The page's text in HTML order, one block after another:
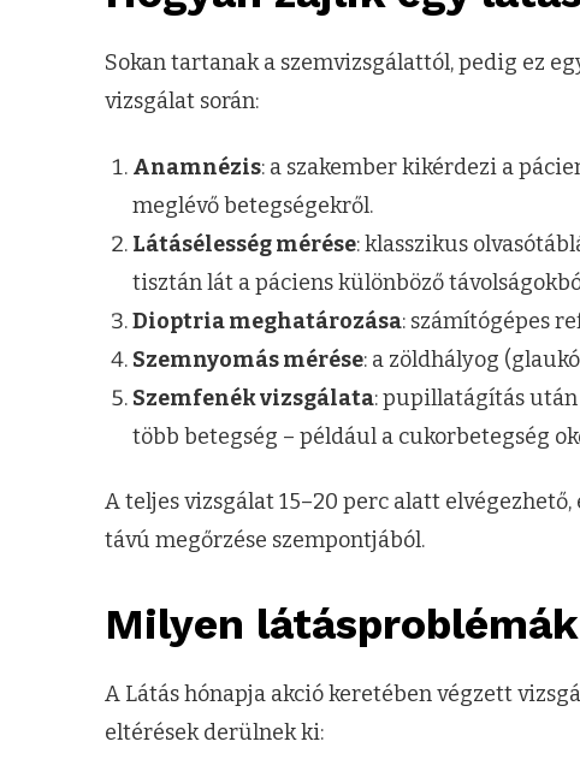
Sokan tartanak a szemvizsgálattól, pedig ez
vizsgálat során:
Anamnézis: a szakember kikérdezi a
meglévő betegségekről.
Látásélesség mérése: klasszikus
tisztán lát a páciens különböző
Dioptria meghatározása: számítógépes
Szemnyomás mérése: a zöldhályog
Szemfenék vizsgálata: pupillatágítás
több betegség – például a cukorbetegség
A teljes vizsgálat 15–20 perc alatt
távú megőrzése szempontjából.
Milyen
A Látás hónapja akció keretében végzett
eltérések derülnek ki: